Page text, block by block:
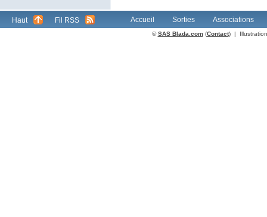
Haut Fil RSS Accueil Sorties Associations
©SAS Blada.com(Contact) |